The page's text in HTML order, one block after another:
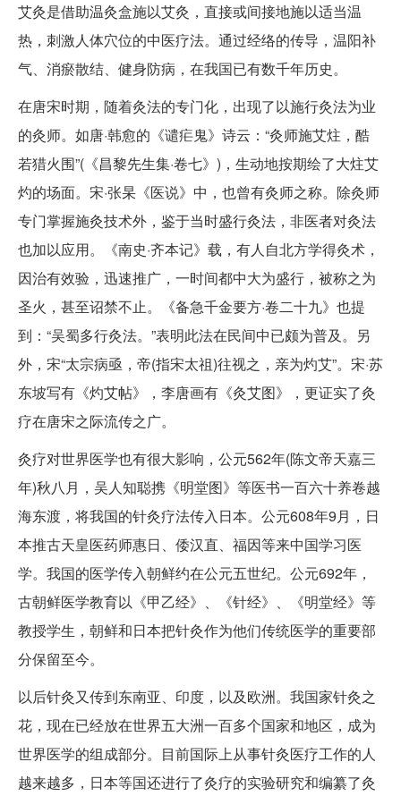
艾灸是借助温灸盒施以艾灸，直接或间接地施以适当温
热，刺激人体穴位的中医疗法。通过经络的传导，温阳补
气、消瘀散结、健身防病，在我国已有数千年历史。
在唐宋时期，随着灸法的专门化，出现了以施行灸法为业
的灸师。如唐·韩愈的《谴疟鬼》诗云：“灸师施艾炷，酷
若猎火围”(《昌黎先生集·卷七》)，生动地按期绘了大炷艾
灼的场面。宋·张杲《医说》中，也曾有灸师之称。除灸师
专门掌握施灸技术外，鉴于当时盛行灸法，非医者对灸法
也加以应用。《南史·齐本记》载，有人自北方学得灸术，
因治有效验，迅速推广，一时间都中大为盛行，被称之为
圣火，甚至诏禁不止。《备急千金要方·卷二十九》也提
到：“吴蜀多行灸法。”表明此法在民间中已颇为普及。另
外，宋“太宗病亟，帝(指宋太祖)往视之，亲为灼艾”。宋·苏
东坡写有《灼艾帖》，李唐画有《灸艾图》，更证实了灸
疗在唐宋之际流传之广。
灸疗对世界医学也有很大影响，公元562年(陈文帝天嘉三
年)秋八月，吴人知聪携《明堂图》等医书一百六十养卷越
海东渡，将我国的针灸疗法传入日本。公元608年9月，日
本推古天皇医药师惠日、倭汉直、福因等来中国学习医
学。我国的医学传入朝鲜约在公元五世纪。公元692年，
古朝鲜医学教育以《甲乙经》、《针经》、《明堂经》等
教授学生，朝鲜和日本把针灸作为他们传统医学的重要部
分保留至今。
以后针灸又传到东南亚、印度，以及欧洲。我国家针灸之
花，现在已经放在世界五大洲一百多个国家和地区，成为
世界医学的组成部分。目前国际上从事针灸医疗工作的人
越来越多，日本等国还进行了灸疗的实验研究和编纂了灸